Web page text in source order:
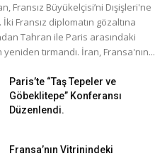
Fransız Büyükelçisi’ni Dışişleri'ne
İki Fransız diplomatın gözaltına
Tahran ile Paris arasındaki
tırmandı. İran, Fransa'nın...
Paris’te “Taş Tepeler ve
Göbeklitepe” Konferansı
Düzenlendi.
Fransa’nın Vitrinindeki